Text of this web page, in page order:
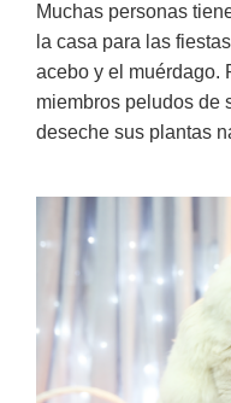
Muchas personas
la casa para las
acebo y el muérdago.
miembros peludos de
deseche sus plantas